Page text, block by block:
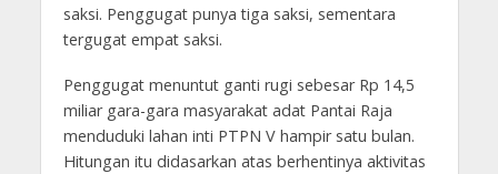
saksi. Penggugat punya tiga saksi, sementara
tergugat empat saksi.
Penggugat menuntut ganti rugi sebesar Rp 14,5
miliar gara-gara masyarakat adat Pantai Raja
menduduki lahan inti PTPN V hampir satu bulan.
Hitungan itu didasarkan atas berhentinya aktivitas